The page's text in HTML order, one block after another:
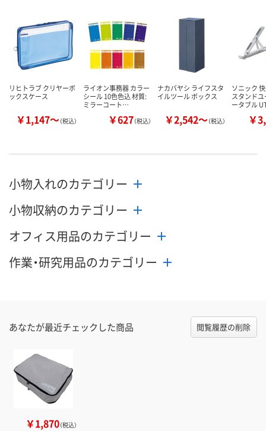
数量
カゴへ
数量
カ
リヒトラブ クリヤーボ
ックスケース
￥1,147～（税込）
ライオン事務器 カラー
シール 10色色込 材質:
ミラーコート…
￥627（税込）
ナカバヤシ ライフスタ
イルツール ボックス
￥2,542～（税込）
ソニック
スタンド
ータブル
￥
小物入れのカテゴリー
小物収納のカテゴリー
オフィス用品のカテゴリー
作業・研究用品のカテゴリー
あなたが最近チェックした商品 閲覧履歴の削除
￥1,870（税込）